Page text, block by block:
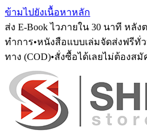
ข้ามไปยังเนื้อหาหลัก
ส่ง E-Book ไวภายใน 30 นาที หลัง
ทำการ•หนังสือแบบเล่มจัดส่งฟรีทั่ว
ทาง (COD)•สั่งซื้อได้เลยไม่ต้องส